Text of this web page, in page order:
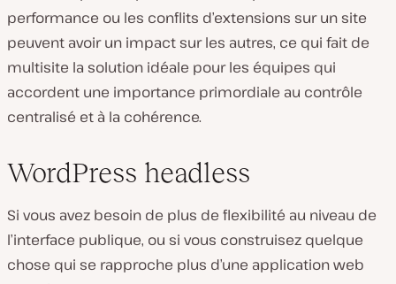
performance ou les conflits d’extensions sur un site
peuvent avoir un impact sur les autres, ce qui fait de
multisite la solution idéale pour les équipes qui
accordent une importance primordiale au contrôle
centralisé et à la cohérence.
WordPress headless
Si vous avez besoin de plus de flexibilité au niveau de
l’interface publique, ou si vous construisez quelque
chose qui se rapproche plus d’une application web